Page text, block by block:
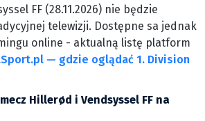
FF (28.11.2026) nie będzie
telewizji. Dostępne sa jednak
online - aktualną listę platform
— gdzie oglądać 1. Division
Hillerød i Vendsyssel FF na